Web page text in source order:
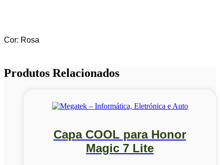
Cor: Rosa
Produtos Relacionados
Capa COOL para Honor
Magic 7 Lite